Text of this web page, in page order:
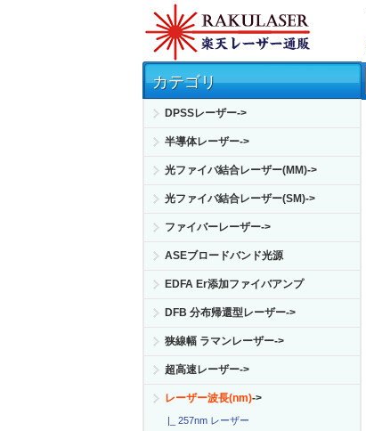
カテゴリ
DPSSレーザー->
半導体レーザー->
光ファイバ結合レーザー(MM)->
光ファイバ結合レーザー(SM)->
ファイバーレーザー->
ASEブロードバンド光源
EDFA Er添加ファイバアンプ
DFB 分布帰還型レーザー->
狭線幅 ラマンレーザー->
超高速レーザー->
レーザー波長(nm)->
|_ 257nm レーザー